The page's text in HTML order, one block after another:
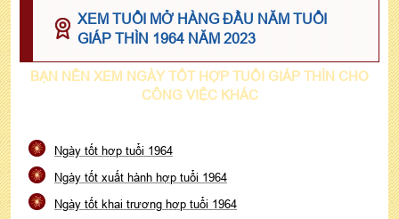
XEM TUỔI MỞ HÀNG ĐẦU NĂM TUỔI
GIÁP THÌN 1964 NĂM 2023
BẠN NÊN XEM NGÀY TỐT HỢP TUỔI GIÁP THÌN CHO
CÔNG VIỆC KHÁC
Ngày tốt hợp tuổi 1964
Ngày tốt xuất hành hợp tuổi 1964
Ngày tốt khai trương hợp tuổi 1964